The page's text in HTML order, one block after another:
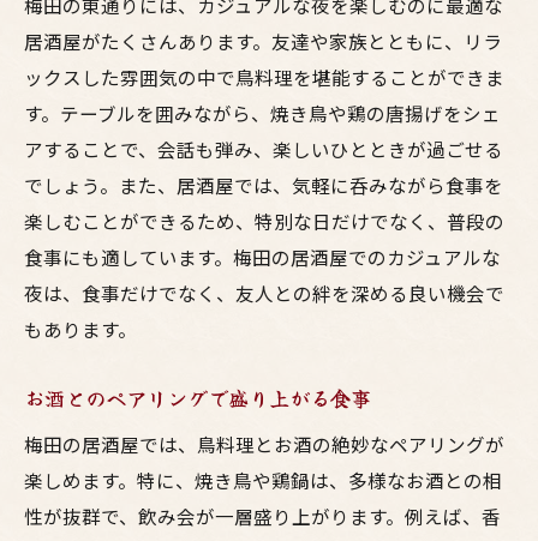
居酒屋がたくさんあります。友達や家族とともに、リラ
ックスした雰囲気の中で鳥料理を堪能することができま
す。テーブルを囲みながら、焼き鳥や鶏の唐揚げをシェ
アすることで、会話も弾み、楽しいひとときが過ごせる
でしょう。また、居酒屋では、気軽に呑みながら食事を
楽しむことができるため、特別な日だけでなく、普段の
食事にも適しています。梅田の居酒屋でのカジュアルな
夜は、食事だけでなく、友人との絆を深める良い機会で
もあります。
お酒とのペアリングで盛り上がる食事
梅田の居酒屋では、鳥料理とお酒の絶妙なペアリングが
楽しめます。特に、焼き鳥や鶏鍋は、多様なお酒との相
性が抜群で、飲み会が一層盛り上がります。例えば、香